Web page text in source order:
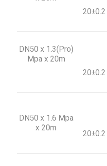
20±0.2
DN50 x 1.3(Pro)
Mpa x 20m
20±0.2
DN50 x 1.6 Mpa
x 20m
20±0.2